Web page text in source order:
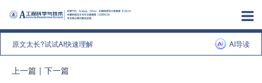
原文太长?试试AI快速理解 AI导读
上一篇 | 下一篇